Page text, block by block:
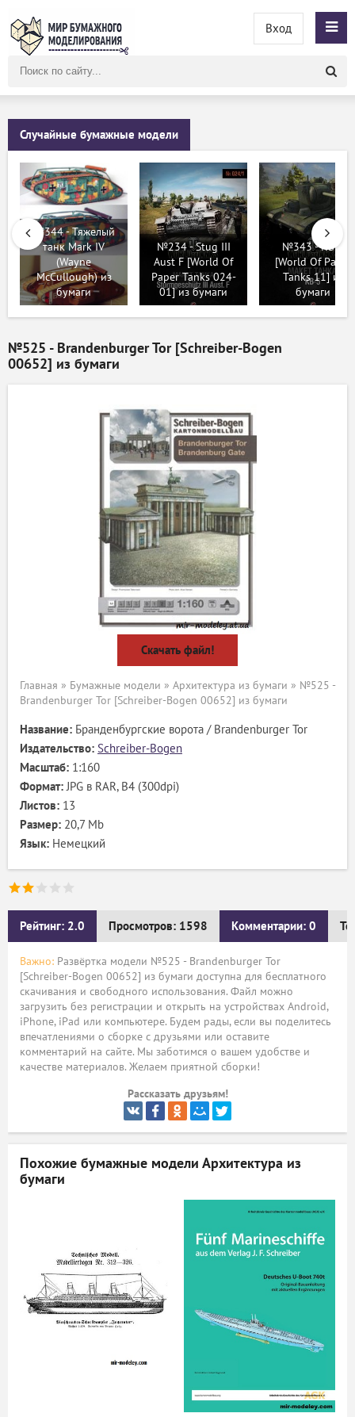
сайту
Вход
Случайные бумажные модели
№344 - Тяжелый
танк Mark IV
(Wayne
McCullough) из
бумаги
№234 - Stug III
Aust F [World Of
Paper Tanks 024-
01] из бумаги
№343 - КВ-5
[World Of Paper
Tanks 11] из
бумаги
№525 - Brandenburger Tor [Schreiber-Bogen
00652] из бумаги
Скачать файл!
Главная » Бумажные модели » Архитектура из бумаги » №525 -
Brandenburger Tor [Schreiber-Bogen 00652] из бумаги
Название: Бранденбургские ворота / Brandenburger Tor
Издательство: Schreiber-Bogen
Масштаб: 1:160
Формат:JPG в RAR, B4 (300dpi)
Листов: 13
Размер: 20,7 Mb
Язык: Немецкий
Рейтинг: 2.0 Просмотров: 1598 Комментарии: 0
Важно: Развёртка модели №525 - Brandenburger Tor
[Schreiber-Bogen 00652] из бумаги доступна для бесплатного
скачивания и свободного использования. Файл можно
загрузить без регистрации и открыть на устройствах Android,
iPhone, iPad или компьютере. Будем рады, если вы поделитесь
впечатлениями о сборке с друзьями или оставите
комментарий на сайте. Мы заботимся о вашем удобстве и
качестве материалов. Желаем приятной сборки!
Рассказать друзьям!
Похожие бумажные модели Архитектура из
бумаги